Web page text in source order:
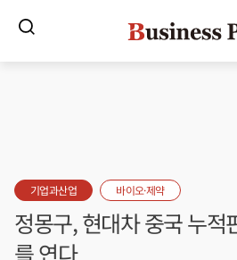
기업과산업 바이오·제약
정몽구, 현대차 중국 누적
를 연다